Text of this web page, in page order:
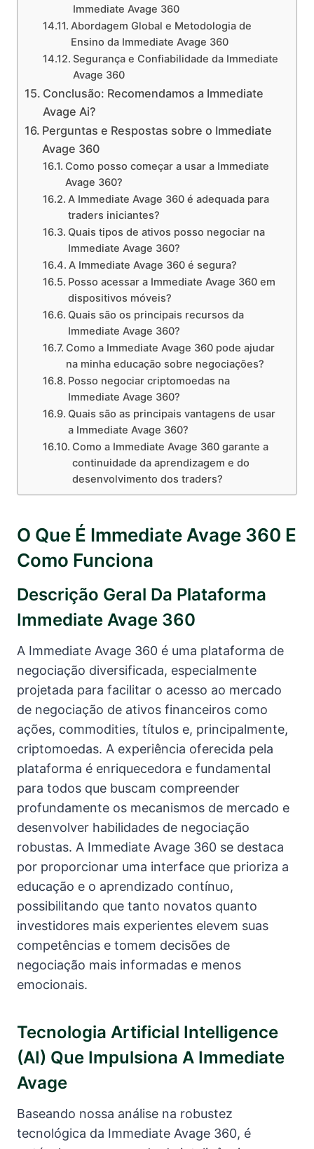
Immediate Avage 360
Abordagem Global e Metodologia de
Ensino da Immediate Avage 360
Segurança e Confiabilidade da Immediate
Avage 360
Conclusão: Recomendamos a Immediate
Avage Ai?
Perguntas e Respostas sobre o Immediate
Avage 360
Como posso começar a usar a Immediate
Avage 360?
A Immediate Avage 360 é adequada para
traders iniciantes?
Quais tipos de ativos posso negociar na
Immediate Avage 360?
A Immediate Avage 360 é segura?
Posso acessar a Immediate Avage 360 em
dispositivos móveis?
Quais são os principais recursos da
Immediate Avage 360?
Como a Immediate Avage 360 pode ajudar
na minha educação sobre negociações?
Posso negociar criptomoedas na
Immediate Avage 360?
Quais são as principais vantagens de usar
a Immediate Avage 360?
Como a Immediate Avage 360 garante a
continuidade da aprendizagem e do
desenvolvimento dos traders?
O Que É Immediate Avage 360 E
Como Funciona
Descrição Geral Da Plataforma
Immediate Avage 360
A Immediate Avage 360 é uma plataforma de
negociação diversificada, especialmente
projetada para facilitar o acesso ao mercado
de negociação de ativos financeiros como
ações, commodities, títulos e, principalmente,
criptomoedas. A experiência oferecida pela
plataforma é enriquecedora e fundamental
para todos que buscam compreender
profundamente os mecanismos de mercado e
desenvolver habilidades de negociação
robustas. A Immediate Avage 360 se destaca
por proporcionar uma interface que prioriza a
educação e o aprendizado contínuo,
possibilitando que tanto novatos quanto
investidores mais experientes elevem suas
competências e tomem decisões de
negociação mais informadas e menos
emocionais.
Tecnologia Artificial Intelligence
(AI) Que Impulsiona A Immediate
Avage
Baseando nossa análise na robustez
tecnológica da Immediate Avage 360, é